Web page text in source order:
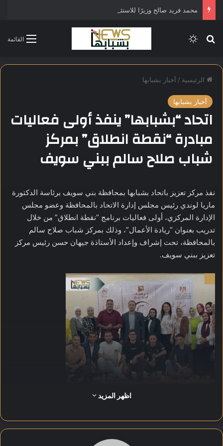
محمد فريد صالح وزيرًا للاستثمار في التشكيل الحكومي الجديد
القائمة بحث عن
الرئيسية / أخبار بشبابها
أخبار بشبابها
اتحاد “بشبابها” ينفذ أولى فعاليات
مبادرة “نقطة انطلاق” بمركز
شباب صلاح سالم ببني سويف
نفذ مركز تعزيز باتحاد بشبابها بمحافظة بني سويف برئاسة الدكتورة
ماريا لوندي رئيس مجلس إدارة الاتحاد بالمحافظة وعضو مجلس
الإدارة المركزي، أولى فعاليات برنامج “نقطة انطلاق” من خلال
تدريب بعنوان “ريادة الأعمال”، وذلك بمركز شباب صلاح سالم
بالمحافظة، تحت إشراف وإعداد الأستاذة جيهان حسن رئيس مركز
تعزيز ببني سويف.
اظهر المزيد